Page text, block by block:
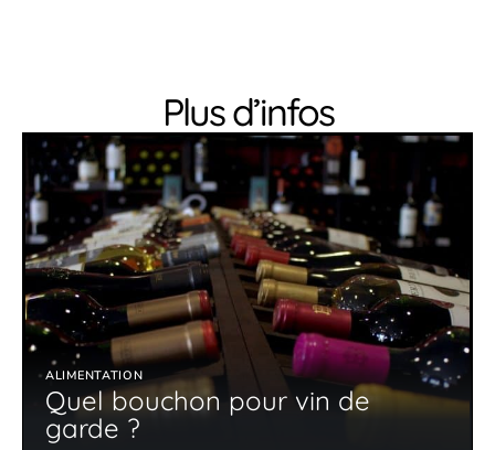
Plus d’infos
ALIMENTATION
Quel bouchon pour vin de
garde ?